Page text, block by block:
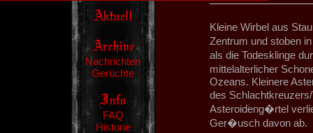
Nachrichten
Gerüchte
FAQ
Historie
Kleine Wirbel aus
Zentrum und stoben
als die Todesklinge
mittelalterlicher
Ozeans. Kleinere
des
Asteroideng�rtel
Ger�usch davon ab.